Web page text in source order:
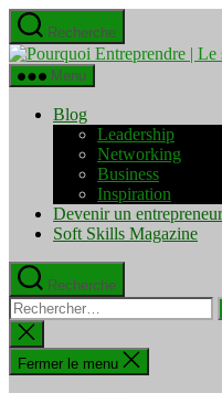
Aller
au
contenu
Recherche
Menu
Blog
Leadership
Networking
Business
Inspiration
Devenir un
Soft Skills Magazine
Recherche
Rechercher :
Fermer
la
recherche
Fermer le menu